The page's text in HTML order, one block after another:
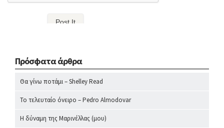
Πρόσφατα άρθρα
Θα γίνω ποτάμι – Shelley Read
Το τελευταίο όνειρο – Pedro Almodovar
Η δύναμη της Μαρινέλλας (μου)